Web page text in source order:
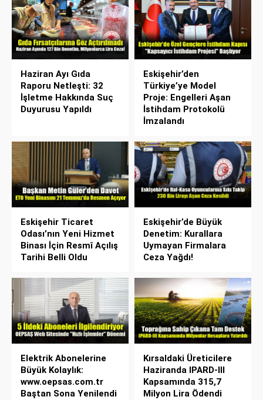
Haziran Ayı Gıda
Raporu Netleşti: 32
İşletme Hakkında Suç
Duyurusu Yapıldı
Eskişehir’den
Türkiye’ye Model
Proje: Engelleri Aşan
İstihdam Protokolü
İmzalandı
Eskişehir Ticaret
Odası’nın Yeni Hizmet
Binası İçin Resmî Açılış
Tarihi Belli Oldu
Eskişehir’de Büyük
Denetim: Kurallara
Uymayan Firmalara
Ceza Yağdı!
Elektrik Abonelerine
Büyük Kolaylık:
www.oepsas.com.tr
Baştan Sona Yenilendi
Kırsaldaki Üreticilere
Haziranda IPARD-III
Kapsamında 315,7
Milyon Lira Ödendi